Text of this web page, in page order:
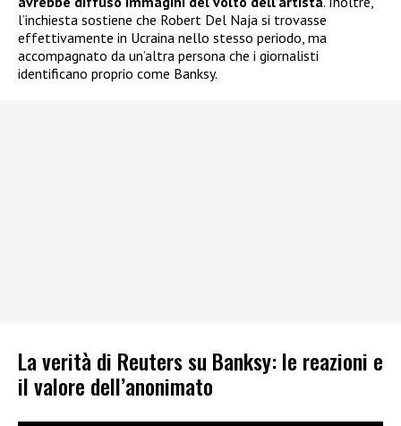
l’inchiesta sostiene che Robert Del Naja si trovasse
effettivamente in Ucraina nello stesso periodo, ma
accompagnato da un’altra persona che i giornalisti
identificano proprio come Banksy.
La verità di Reuters su Banksy: le reazioni e
il valore dell’anonimato